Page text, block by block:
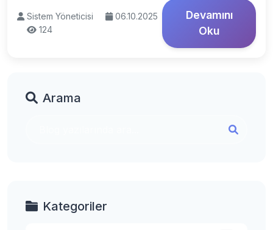
Sistem Yöneticisi
06.10.2025
124
Devamını
Oku
Arama
Kategoriler